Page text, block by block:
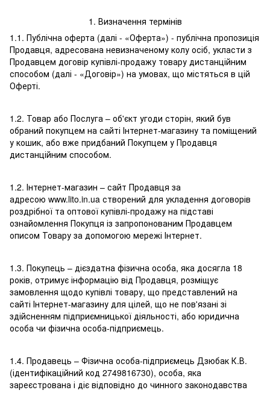
1. Визначення термінів
1.1. Публічна оферта (далі - «Оферта») - публічна пропозиція
Продавця, адресована невизначеному колу осіб, укласти з
Продавцем договір купівлі-продажу товару дистанційним
способом (далі - «Договір») на умовах, що містяться в цій
Оферті.
1.2. Товар або Послуга – об'єкт угоди сторін, який був
обраний покупцем на сайті Інтернет-магазину та поміщений
у кошик, або вже придбаний Покупцем у Продавця
дистанційним способом.
1.2. Інтернет-магазин – сайт Продавця за
адресою www.lito.in.ua створений для укладення договорів
роздрібної та оптової купівлі-продажу на підставі
ознайомлення Покупця із запропонованим Продавцем
описом Товару за допомогою мережі Інтернет.
1.3. Покупець – дієздатна фізична особа, яка досягла 18
років, отримує інформацію від Продавця, розміщує
замовлення щодо купівлі товару, що представлений на
сайті Інтернет-магазину для цілей, що не пов'язані зі
здійсненням підприємницької діяльності, або юридична
особа чи фізична особа-підприємець.
1.4. Продавець – Фізична особа-підприємець Дзюбак К.В.
(ідентифікаційний код 2749816730), особа, яка
зареєстрована і діє відповідно до чинного законодавства